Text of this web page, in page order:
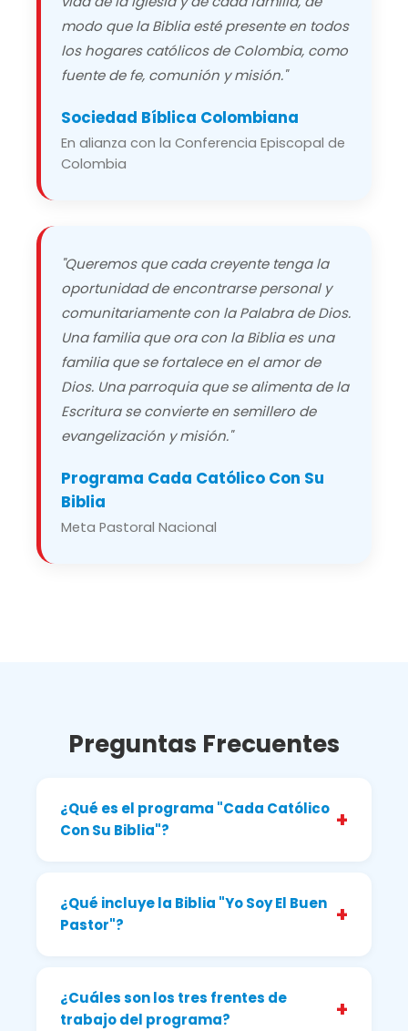
modo que la Biblia esté presente en todos
los hogares católicos de Colombia, como
fuente de fe, comunión y misión."
Sociedad Bíblica Colombiana
En alianza con la Conferencia Episcopal de
Colombia
"Queremos que cada creyente tenga la
oportunidad de encontrarse personal y
comunitariamente con la Palabra de Dios.
Una familia que ora con la Biblia es una
familia que se fortalece en el amor de
Dios. Una parroquia que se alimenta de la
Escritura se convierte en semillero de
evangelización y misión."
Programa Cada Católico Con Su
Biblia
Meta Pastoral Nacional
Preguntas Frecuentes
¿Qué es el programa "Cada Católico
Con Su Biblia"?
+
¿Qué incluye la Biblia "Yo Soy El Buen
Pastor"?
+
¿Cuáles son los tres frentes de
trabajo del programa?
+